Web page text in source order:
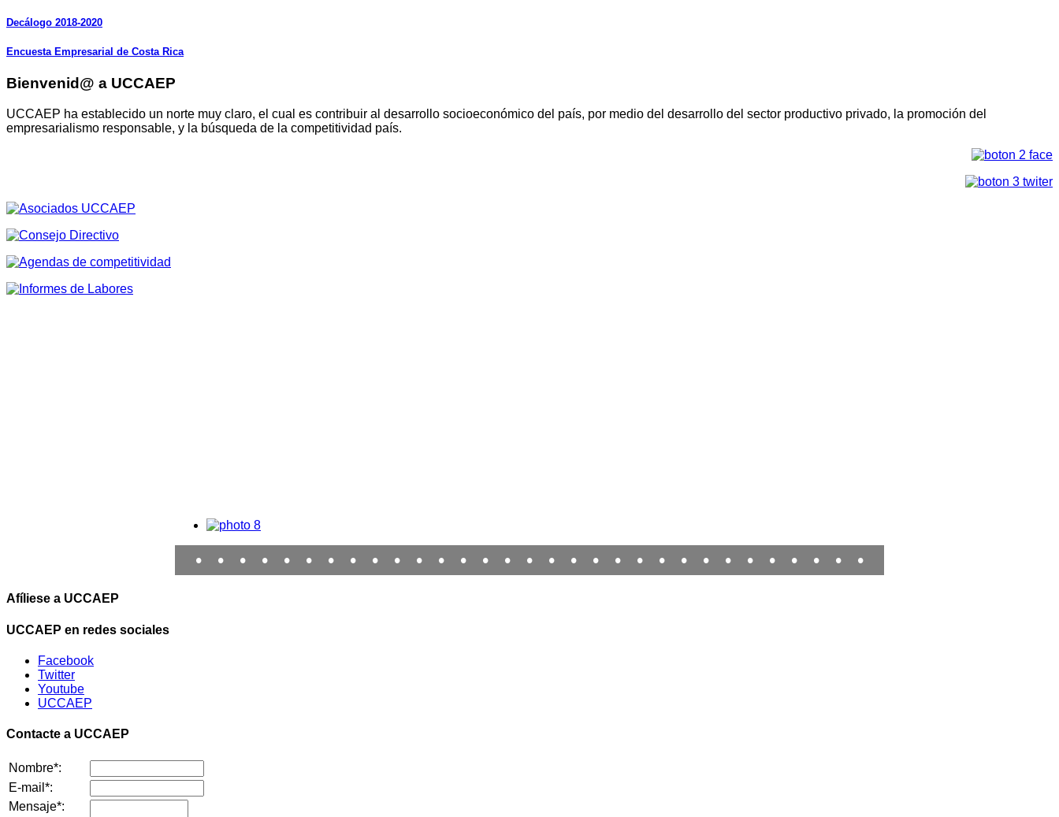
Decálogo 2018-2020
Encuesta Empresarial de Costa Rica
Bienvenid@ a UCCAEP
UCCAEP ha establecido un norte muy claro, el cual es contribuir al desarrollo socioeconómico del país, por medio del desarrollo del sector productivo privado, la promoción del
empresarialismo responsable, y la búsqueda de la competitividad país.
• • • • • • • • • • • • • • • • • • • • • • • • • • • • • • •
Afíliese a UCCAEP
UCCAEP en redes sociales
Facebook
Twitter
Youtube
UCCAEP
Contacte a UCCAEP
Nombre*:
E-mail*:
Mensaje*: